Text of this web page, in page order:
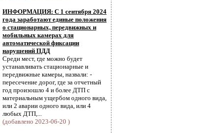
ИНФОРМАЦИЯ: С 1 сентября 2024
года заработают единые положения
о стационарных, передвижных и
мобильных камерах для
автоматической фиксации
нарушений ПДД
Среди мест, где можно будет
устанавливать стационарные и
передвижные камеры, назвали: -
пересечение дорог, где за отчетный
год произошло 4 и более ДТП с
материальным ущербом одного вида,
или 2 аварии одного вида, или 4
любых ДТП,...
(добавлено 2023-06-20 )